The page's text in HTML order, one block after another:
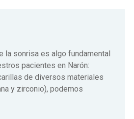
la sonrisa es algo fundamental
pacientes en Narón:
de diversos materiales
y zirconio), podemos